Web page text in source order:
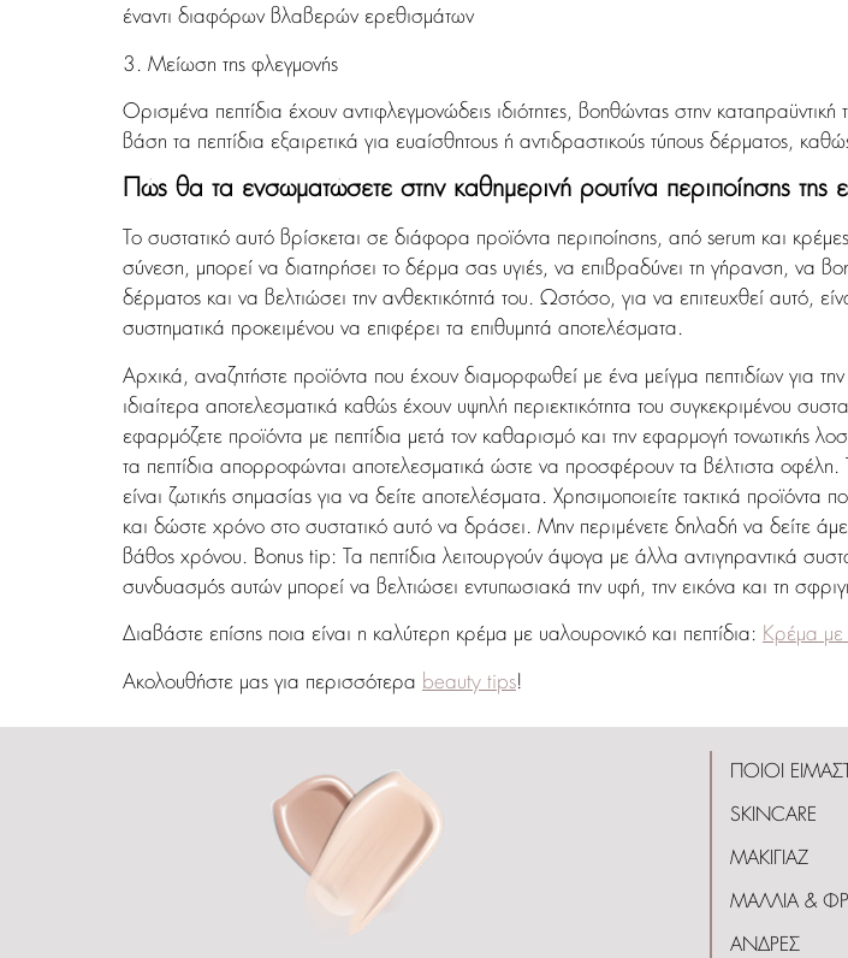
έναντι διαφόρων βλαβερών ερεθισμάτων
3. Μείωση της φλεγμονής
Ορισμένα πεπτίδια έχουν αντιφλεγμονώδεις ιδιότητες, βοηθώντας στην
βάση τα πεπτίδια εξαιρετικά για ευαίσθητους ή αντιδραστικούς τύπους δέρματος,
Πώς θα τα ενσωματώσετε στην καθημερινή ρουτίνα περιποίησης της
Το συστατικό αυτό βρίσκεται σε διάφορα προϊόντα περιποίησης, από serum και
σύνεση, μπορεί να διατηρήσει το δέρμα σας υγιές, να επιβραδύνει τη γήρανση, να
δέρματος και να βελτιώσει την ανθεκτικότητά του. Ωστόσο, για να επιτευχθεί αυτό,
συστηματικά προκειμένου να επιφέρει τα επιθυμητά αποτελέσματα.
Αρχικά, αναζητήστε προϊόντα που έχουν διαμορφωθεί με ένα μείγμα πεπτιδίων για
ιδιαίτερα αποτελεσματικά καθώς έχουν υψηλή περιεκτικότητα του συγκεκριμένου
εφαρμόζετε προϊόντα με πεπτίδια μετά τον καθαρισμό και την εφαρμογή τονωτικής
τα πεπτίδια απορροφώνται αποτελεσματικά ώστε να προσφέρουν τα βέλτιστα οφέλη.
είναι ζωτικής σημασίας για να δείτε αποτελέσματα. Χρησιμοποιείτε τακτικά
και δώστε χρόνο στο συστατικό αυτό να δράσει. Μην περιμένετε δηλαδή να δείτε
βάθος χρόνου. Bonus tip: Τα πεπτίδια λειτουργούν άψογα με άλλα αντιγηραντικά
συνδυασμός αυτών μπορεί να βελτιώσει εντυπωσιακά την υφή, την εικόνα και τη
Διαβάστε επίσης ποια είναι η καλύτερη κρέμα με υαλουρονικό και πεπτίδια: Κρέμα με
Ακολουθήστε μας για περισσότερα beauty tips!
ΠΟΙΟΙ
SKINCARE
ΜΑΚΙΓΙΑΖ
ΜΑΛΛΙΑ &
ΑΝΔΡΕΣ